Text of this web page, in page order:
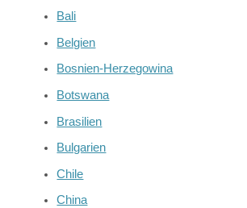
Bali
Belgien
Bosnien-Herzegowina
Botswana
Brasilien
Bulgarien
Chile
China